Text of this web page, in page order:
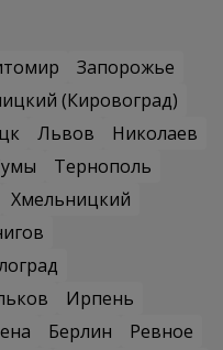
Запорожье
(Кировоград)
Львов
Николаев
Тернополь
Хмельницкий
Ирпень
Берлин
Ревное